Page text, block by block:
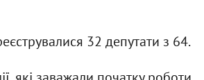
32 депутати з 64.